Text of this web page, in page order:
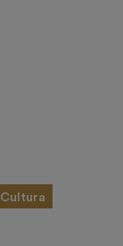
Cultura